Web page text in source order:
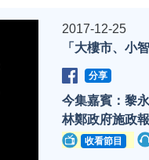
2017-12-25
「大樓市、小
分享
今集嘉賓：黎
林鄭政府施政
收看節目